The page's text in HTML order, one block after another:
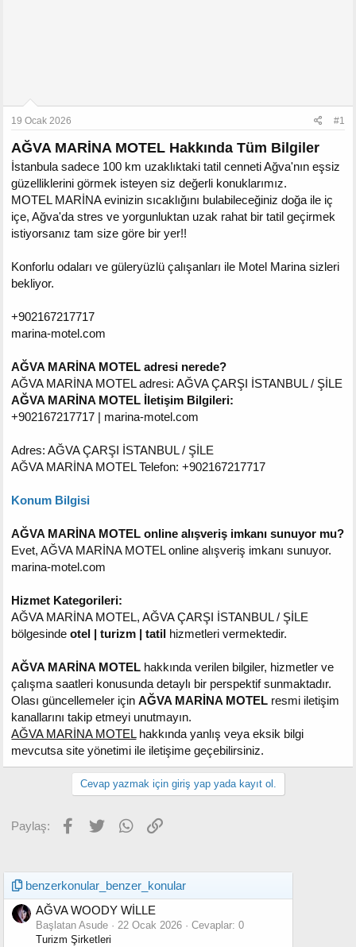
19 Ocak 2026 #1
AĞVA MARİNA MOTEL Hakkında Tüm Bilgiler
İstanbula sadece 100 km uzaklıktaki tatil cenneti Ağva'nın eşsiz
güzelliklerini görmek isteyen siz değerli konuklarımız.
MOTEL MARİNA evinizin sıcaklığını bulabileceğiniz doğa ile iç
içe, Ağva'da stres ve yorgunluktan uzak rahat bir tatil geçirmek
istiyorsanız tam size göre bir yer!!
Konforlu odaları ve güleryüzlü çalışanları ile Motel Marina sizleri
bekliyor.
+902167217717
marina-motel.com
AĞVA MARİNA MOTEL adresi nerede?
AĞVA MARİNA MOTEL adresi: AĞVA ÇARŞI İSTANBUL / ŞİLE
AĞVA MARİNA MOTEL İletişim Bilgileri:
+902167217717 | marina-motel.com
Adres: AĞVA ÇARŞI İSTANBUL / ŞİLE
AĞVA MARİNA MOTEL Telefon: +902167217717
Konum Bilgisi
AĞVA MARİNA MOTEL online alışveriş imkanı sunuyor mu?
Evet, AĞVA MARİNA MOTEL online alışveriş imkanı sunuyor.
marina-motel.com
Hizmet Kategorileri:
AĞVA MARİNA MOTEL, AĞVA ÇARŞI İSTANBUL / ŞİLE
bölgesinde otel | turizm | tatil hizmetleri vermektedir.
AĞVA MARİNA MOTEL hakkında verilen bilgiler, hizmetler ve
çalışma saatleri konusunda detaylı bir perspektif sunmaktadır.
Olası güncellemeler içinAĞVA MARİNA MOTEL resmi iletişim
kanallarını takip etmeyi unutmayın.
AĞVA MARİNA MOTELhakkında yanlış veya eksik bilgi
mevcutsa site yönetimi ile iletişime geçebilirsiniz.
Cevap yazmak için giriş yap yada kayıt ol.
Paylaş: Facebook
Twitter WhatsApp
benzerkonular_benzer_konular
AĞVA WOODY WİLLE
Başlatan Asude 22 Ocak 2026
Cevaplar: 0
Turizm Şirketleri